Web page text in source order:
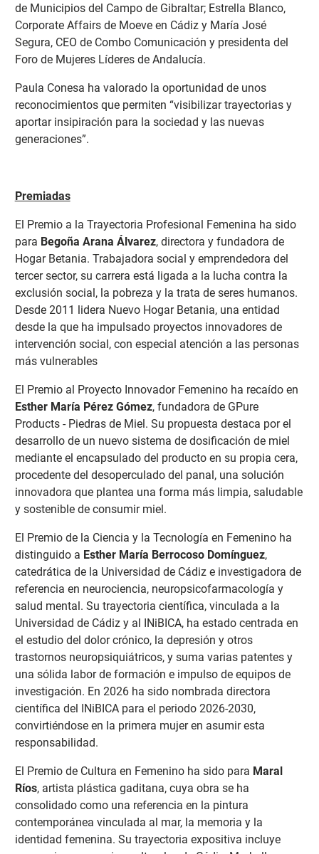
de Municipios del Campo de Gibraltar; Estrella Blanco,
Corporate Affairs de Moeve en Cádiz y María José
Segura, CEO de Combo Comunicación y presidenta del
Foro de Mujeres Líderes de Andalucía.
Paula Conesa ha valorado la oportunidad de unos
reconocimientos que permiten “visibilizar trayectorias y
aportar insipiración para la sociedad y las nuevas
generaciones”.
Premiadas
El Premio a la Trayectoria Profesional Femenina ha sido
para Begoña Arana Álvarez, directora y fundadora de
Hogar Betania. Trabajadora social y emprendedora del
tercer sector, su carrera está ligada a la lucha contra la
exclusión social, la pobreza y la trata de seres humanos.
Desde 2011 lidera Nuevo Hogar Betania, una entidad
desde la que ha impulsado proyectos innovadores de
intervención social, con especial atención a las personas
más vulnerables
El Premio al Proyecto Innovador Femenino ha recaído en
Esther María Pérez Gómez, fundadora de GPure
Products - Piedras de Miel. Su propuesta destaca por el
desarrollo de un nuevo sistema de dosificación de miel
mediante el encapsulado del producto en su propia cera,
procedente del desoperculado del panal, una solución
innovadora que plantea una forma más limpia, saludable
y sostenible de consumir miel.
El Premio de la Ciencia y la Tecnología en Femenino ha
distinguido a Esther María Berrocoso Domínguez,
catedrática de la Universidad de Cádiz e investigadora de
referencia en neurociencia, neuropsicofarmacología y
salud mental. Su trayectoria científica, vinculada a la
Universidad de Cádiz y al INiBICA, ha estado centrada en
el estudio del dolor crónico, la depresión y otros
trastornos neuropsiquiátricos, y suma varias patentes y
una sólida labor de formación e impulso de equipos de
investigación. En 2026 ha sido nombrada directora
científica del INiBICA para el periodo 2026-2030,
convirtiéndose en la primera mujer en asumir esta
responsabilidad.
El Premio de Cultura en Femenino ha sido para Maral
Ríos, artista plástica gaditana, cuya obra se ha
consolidado como una referencia en la pintura
contemporánea vinculada al mar, la memoria y la
identidad femenina. Su trayectoria expositiva incluye